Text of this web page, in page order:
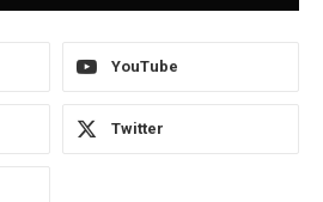
YouTube
Twitter